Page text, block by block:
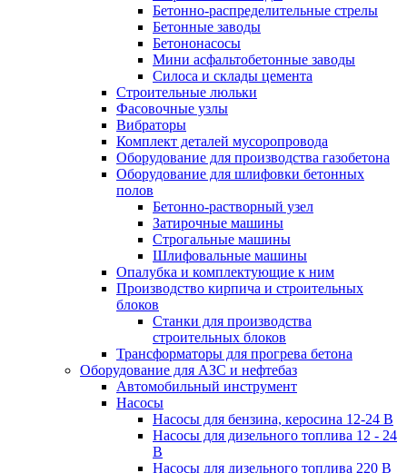
Бетонно-распределительные стрелы
Бетонные заводы
Бетононасосы
Мини асфальтобетонные заводы
Силоса и склады цемента
Строительные люльки
Фасовочные узлы
Вибраторы
Комплект деталей мусоропровода
Оборудование для производства газобетона
Оборудование для шлифовки бетонных
полов
Бетонно-растворный узел
Затирочные машины
Строгальные машины
Шлифовальные машины
Опалубка и комплектующие к ним
Производство кирпича и строительных
блоков
Cтанки для производства
строительных блоков
Трансформаторы для прогрева бетона
Оборудование для АЗС и нефтебаз
Автомобильный инструмент
Насосы
Насосы для бензина, керосина 12-24 В
Насосы для дизельного топлива 12 - 24
В
Насосы для дизельного топлива 220 В